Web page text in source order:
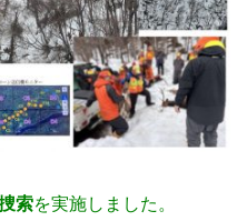
索を実施しました。